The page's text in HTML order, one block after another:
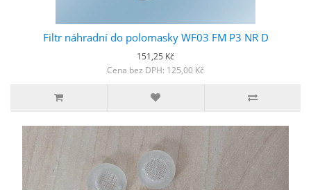
Filtr náhradní do polomasky WF03 FM P3 NR D
151,25 Kč
Cena bez DPH: 125,00 Kč